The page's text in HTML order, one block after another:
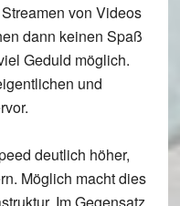
von Videos
dann keinen Spaß
Geduld möglich.
und
deutlich höher,
Möglich macht dies
Im Gegensatz